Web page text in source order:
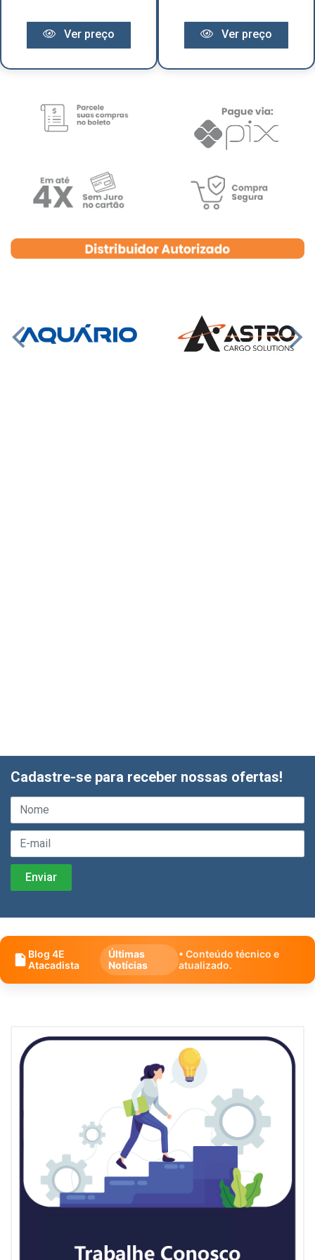
Ver preço Ver preço
Cadastre-se para receber nossas ofertas!
Blog 4E
Atacadista
Últimas
Notícias
• Conteúdo técnico e
atualizado.